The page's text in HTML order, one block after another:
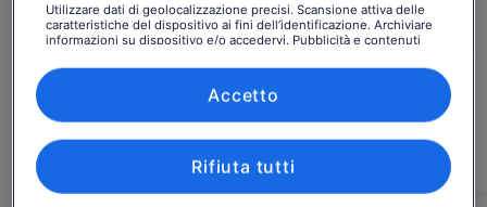
134 € 134 € 134 € 134 €
prezzo
è
134 €
per
134 €
per adulto*
*Puoi prenotare a un prezzo più basso
I contenuti di questa pagina possono essere stati
tradotti automaticamente.
una
nuova
Utilizzare dati di geolocalizzazione precisi. Scansione attiva delle
caratteristiche del dispositivo ai fini dell’identificazione. Archiviare
informazioni su dispositivo e/o accedervi. Pubblicità e contenuti
annunci, ricerche sul pubblico, sviluppo di servizi.
Elenco dei partner (fornitori)
Rifiuta tutti
Accetto